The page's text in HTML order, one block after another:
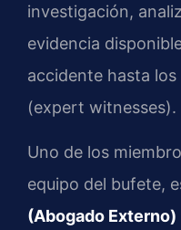
investigación,
evidencia
accidente hasta
(expert witnesses).
Uno de los
equipo del bufete,
(Abogado Externo)